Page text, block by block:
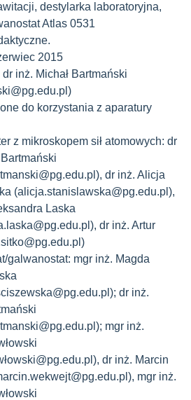
destylarka laboratoryjna,
Atlas 0531
2015
inż. Michał Bartmański
do korzystania z aparatury
z mikroskopem sił atomowych: dr
dr inż. Alicja
(alicja.stanislawska@pg.edu.pl),
Laska
dr inż. Artur
galwanostat: mgr inż. Magda
dr inż.
mgr inż.
dr inż. Marcin
mgr inż.